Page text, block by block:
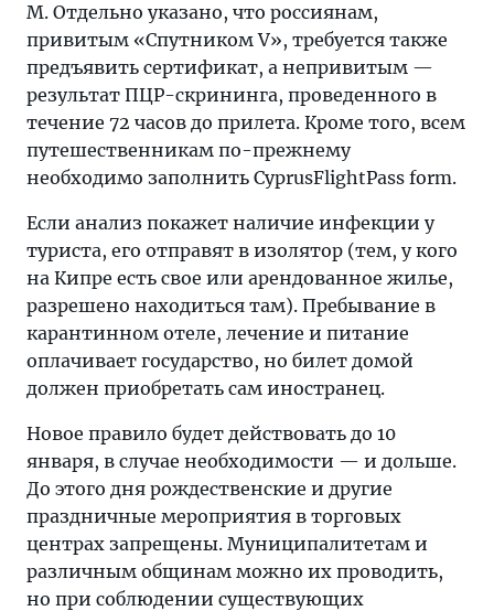
M. Отдельно указано, что россиянам,
привитым «Спутником V», требуется также
предъявить сертификат, а непривитым —
результат ПЦР-скрининга, проведенного в
течение 72 часов до прилета. Кроме того, всем
путешественникам по-прежнему
необходимо заполнить CyprusFlightPass form.
Если анализ покажет наличие инфекции у
туриста, его отправят в изолятор (тем, у кого
на Кипре есть свое или арендованное жилье,
разрешено находиться там). Пребывание в
карантинном отеле, лечение и питание
оплачивает государство, но билет домой
должен приобретать сам иностранец.
Новое правило будет действовать до 10
января, в случае необходимости — и дольше.
До этого дня рождественские и другие
праздничные мероприятия в торговых
центрах запрещены. Муниципалитетам и
различным общинам можно их проводить,
но при соблюдении существующих